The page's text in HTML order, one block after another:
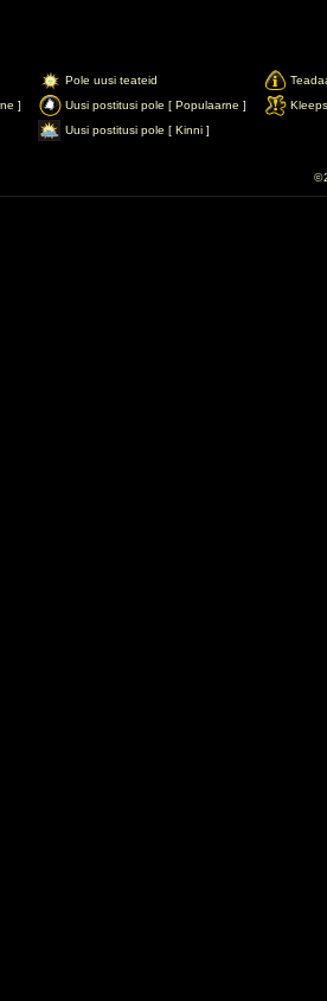
Pole uusi teateid
]
Uusi postitusi pole [ Populaarne ]
Kleeps
Uusi postitusi pole [ Kinni ]
©